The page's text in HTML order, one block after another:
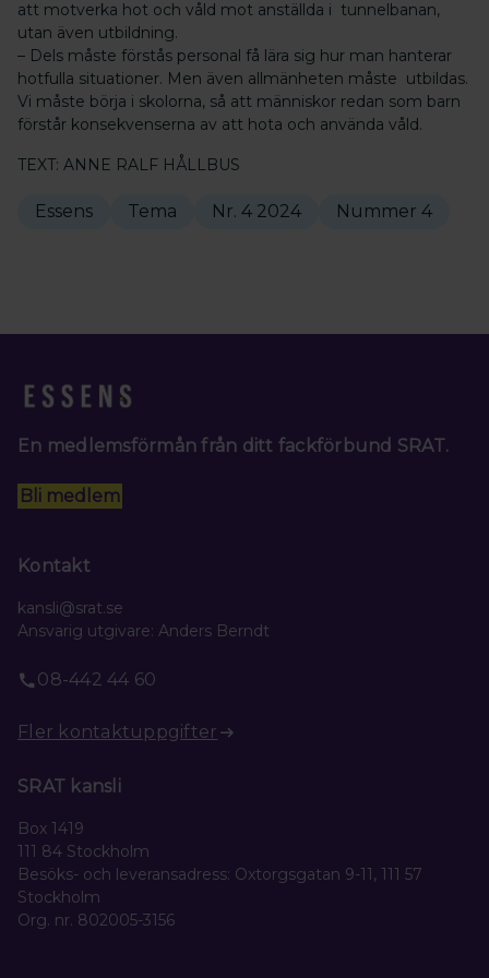
att motverka hot och våld mot anställda i tunnelbanan,
utan även utbildning.
– Dels måste förstås personal få lära sig hur man hanterar
hotfulla situationer. Men även allmänheten måste utbildas.
Vi måste börja i skolorna, så att människor redan som barn
förstår konsekvenserna av att hota och använda våld.
TEXT: ANNE RALF HÅLLBUS
Essens Tema Nr. 4 2024 Nummer 4
En medlemsförmån från ditt fackförbund SRAT.
Bli medlem
Kontakt
kansli@srat.se
Ansvarig utgivare: Anders Berndt
08-442 44 60
Fler kontaktuppgifter
SRAT kansli
Box 1419
111 84 Stockholm
Besöks- och leveransadress: Oxtorgsgatan 9-11, 111 57
Stockholm
Org. nr. 802005-3156